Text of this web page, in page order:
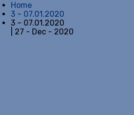
Home
3 – 07.01.2020
3 – 07.01.2020
| 27 - Dec - 2020